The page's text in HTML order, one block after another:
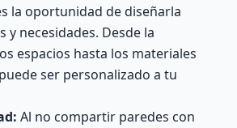
la oportunidad de diseñarla
y necesidades. Desde la
espacios hasta los materiales
ser personalizado a tu
Al no compartir paredes con